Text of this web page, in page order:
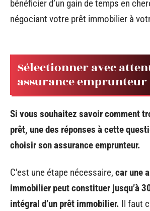
bénéficier d’un gain de temps en
négociant votre prêt immobilier à
Sélectionner avec
assurance emprunteur
Si vous souhaitez savoir comment
prêt, une des réponses à cette
choisir son assurance emprunteur.
C’est une étape nécessaire, car une
immobilier peut constituer jusqu’à
intégral d’un prêt immobilier. Il faut